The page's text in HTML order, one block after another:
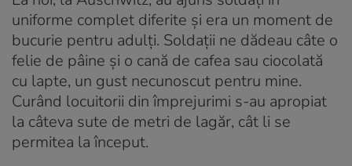
uniforme complet diferite și era un moment de
bucurie pentru adulți. Soldații ne dădeau câte o
felie de pâine și o cană de cafea sau ciocolată
cu lapte, un gust necunoscut pentru mine.
Curând locuitorii din împrejurimi s-au apropiat
la câteva sute de metri de lagăr, cât li se
permitea la început.